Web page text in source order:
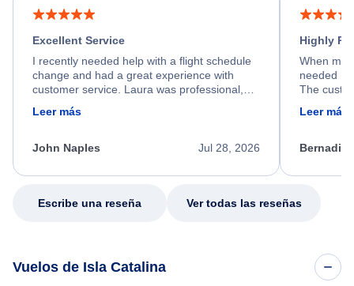
Excellent Service
I recently needed help with a flight schedule
change and had a great experience with
customer service. Laura was professional,
friendly, and very helpful throughout the
process. She quickly found a solution and
appreciate her excellent service.
Leer más
Jul 28, 2026
John Naples
Highly
When my
needed
The
calm,
my issue.
Leer más
Escribe una reseña Ver todas las reseñas
Vuelos de Isla Catalina